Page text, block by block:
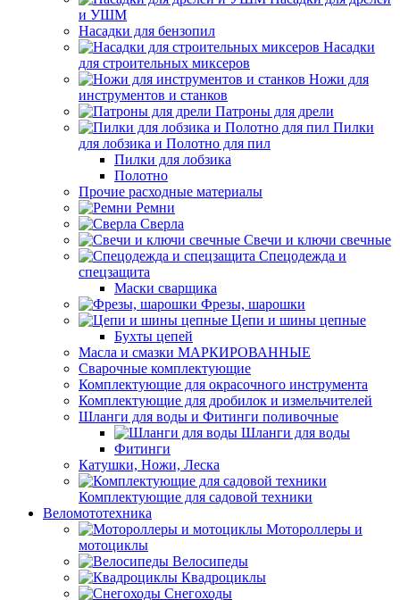
и УШМ
Насадки для бензопил
Насадки
для строительных миксеров
Ножи для
инструментов и станков
Патроны для дрели
Пилки
для лобзика и Полотно для пил
Пилки для лобзика
Полотно
Прочие расходные материалы
Ремни
Сверла
Свечи и ключи свечные
Спецодежда и
спецзащита
Маски сварщика
Фрезы, шарошки
Цепи и шины цепные
Бухты цепей
Масла и смазки МАРКИРОВАННЫЕ
Сварочные комплектующие
Комплектующие для окрасочного инструмента
Комплектующие для дробилок и измельчителей
Шланги для воды и Фитинги поливочные
Шланги для воды
Фитинги
Катушки, Ножи, Леска
Комплектующие для садовой техники
Веломототехника
Мотороллеры и
мотоциклы
Велосипеды
Квадроциклы
Снегоходы